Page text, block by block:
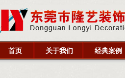
首页 关于我们 经典案例